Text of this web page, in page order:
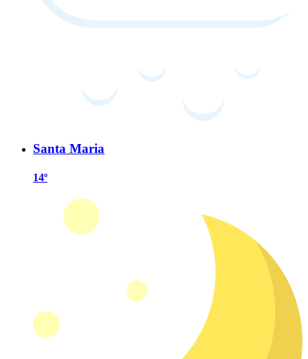
Santa Maria
14º